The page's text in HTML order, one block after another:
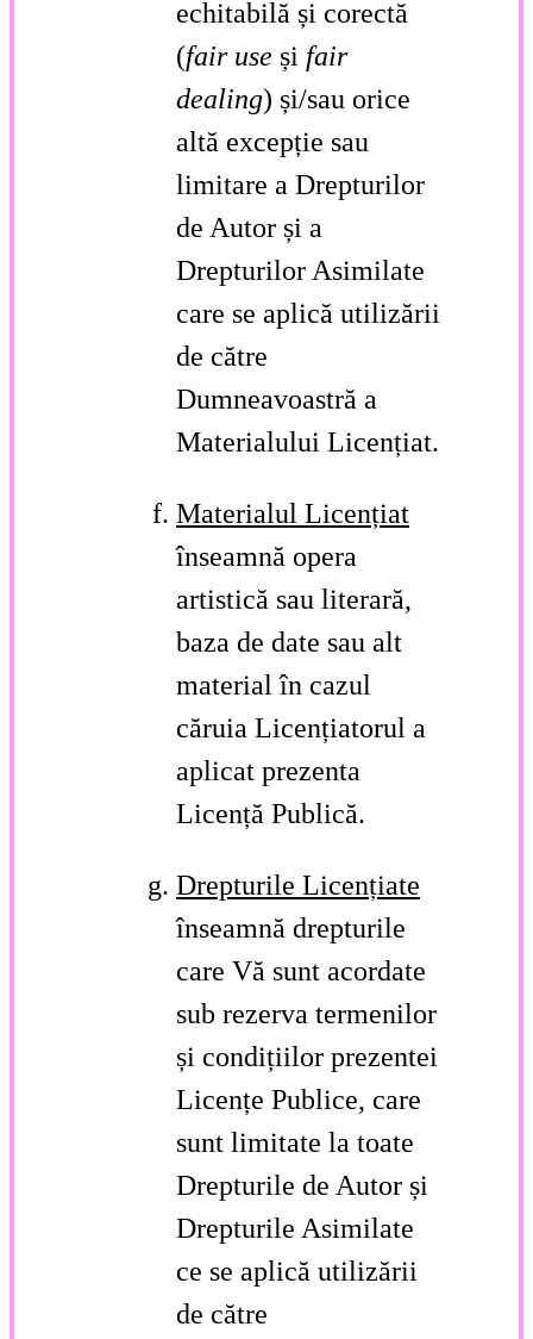
echitabilă și corectă
(fair use și fair
dealing) și/sau orice
altă excepție sau
limitare a Drepturilor
de Autor și a
Drepturilor Asimilate
care se aplică utilizării
de către
Dumneavoastră a
Materialului Licențiat.
Materialul Licențiat
înseamnă opera
artistică sau literară,
baza de date sau alt
material în cazul
căruia Licențiatorul a
aplicat prezenta
Licență Publică.
Drepturile Licențiate
înseamnă drepturile
care Vă sunt acordate
sub rezerva termenilor
și condițiilor prezentei
Licențe Publice, care
sunt limitate la toate
Drepturile de Autor și
Drepturile Asimilate
ce se aplică utilizării
de către